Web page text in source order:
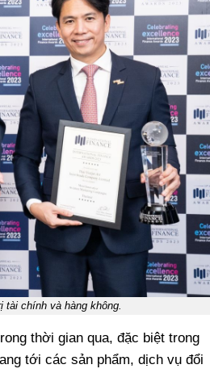
tài chính và hàng không.
thời gian qua, đặc biệt trong
tới các sản phẩm, dịch vụ đổi